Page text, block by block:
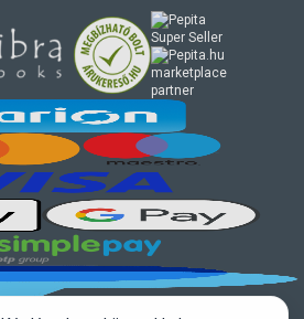
marketplace
partner